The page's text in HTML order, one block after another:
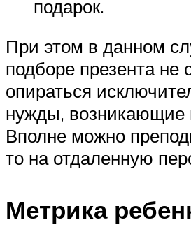
подарок.
При этом в данном
подборе презента не
опираться
нужды, возникающие
Вполне можно
то на отдаленную
Метрика